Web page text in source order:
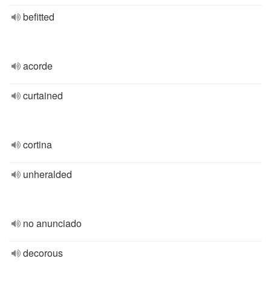
befitted
acorde
curtained
cortina
unheralded
no anunciado
decorous